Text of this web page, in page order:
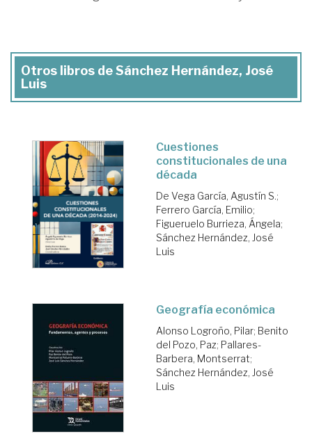
Otros libros de Sánchez Hernández, José
Luis
Cuestiones
constitucionales de una
década
De Vega García, Agustín S.;
Ferrero García, Emilio;
Figueruelo Burrieza, Ángela;
Sánchez Hernández, José
Luis
Geografía económica
Alonso Logroño, Pilar; Benito
del Pozo, Paz; Pallares-
Barbera, Montserrat;
Sánchez Hernández, José
Luis